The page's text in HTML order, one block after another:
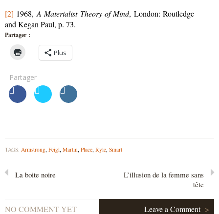
[2] 1968, A Materialist Theory of Mind, London: Routledge
and Kegan Paul, p. 73.
Partager :
Plus
Partager
TAGS: Armstrong, Feigl, Martin, Place, Ryle, Smart
La boite noire
L’illusion de la femme sans
tête
NO COMMENT YET Leave a Comment >